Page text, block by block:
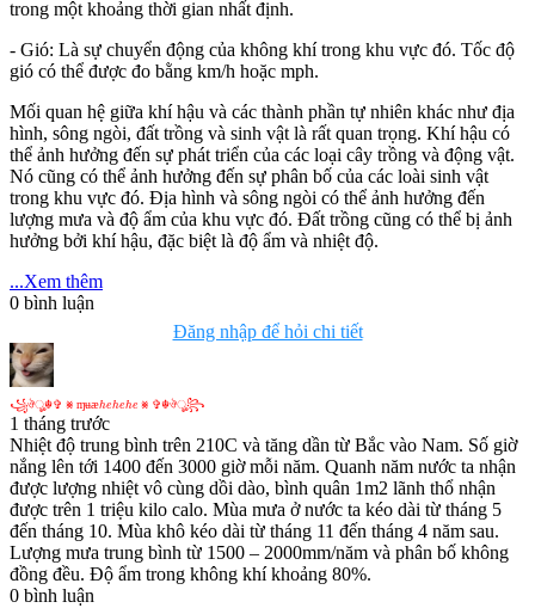
trong một khoảng thời gian nhất định.
- Gió: Là sự chuyển động của không khí trong khu vực đó. Tốc độ
gió có thể được đo bằng km/h hoặc mph.
Mối quan hệ giữa khí hậu và các thành phần tự nhiên khác như địa
hình, sông ngòi, đất trồng và sinh vật là rất quan trọng. Khí hậu có
thể ảnh hưởng đến sự phát triển của các loại cây trồng và động vật.
Nó cũng có thể ảnh hưởng đến sự phân bố của các loài sinh vật
trong khu vực đó. Địa hình và sông ngòi có thể ảnh hưởng đến
lượng mưa và độ ẩm của khu vực đó. Đất trồng cũng có thể bị ảnh
hưởng bởi khí hậu, đặc biệt là độ ẩm và nhiệt độ.
...Xem thêm
0 bình luận
Đăng nhập để hỏi chi tiết
꧁ঔৣ☬✞ ⨳ ɱʉæhehehe ⨳ ✞☬ঔৣ꧂
꧁ঔ ☬✞ ɱ ʉ æ he h ehe⨳
1 tháng trước
Nhiệt độ trung bình trên 210C và tăng dần từ Bắc vào Nam. Số giờ
nắng lên tới 1400 đến 3000 giờ mỗi năm. Quanh năm nước ta nhận
được lượng nhiệt vô cùng dồi dào, bình quân 1m2 lãnh thổ nhận
được trên 1 triệu kilo calo. Mùa mưa ở nước ta kéo dài từ tháng 5
đến tháng 10. Mùa khô kéo dài từ tháng 11 đến tháng 4 năm sau.
Lượng mưa trung bình từ 1500 – 2000mm/năm và phân bố không
đồng đều. Độ ẩm trong không khí khoảng 80%.
0 bình luận